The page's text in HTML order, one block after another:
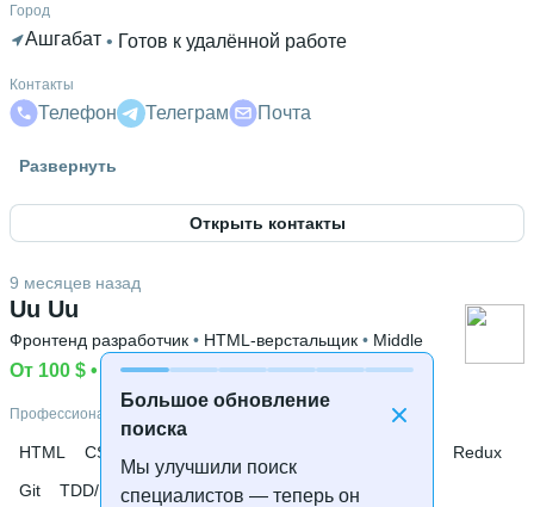
Большое обновление
поиска
Мы улучшили поиск
специалистов — теперь он
Город
Ашгабат • Готов к удалённой работе
Контакты
Телефон Телеграм Почта
месяцев
Развернуть
Открыть контакты
Uu Uu
9 месяцев назад
Фронтенд разработчик • HTML-верстальщик • Middle
От 100 $ • Ищу работу
Профессиональные навыки
HTML CSS
Redux
Git
TDD/BDD Jest